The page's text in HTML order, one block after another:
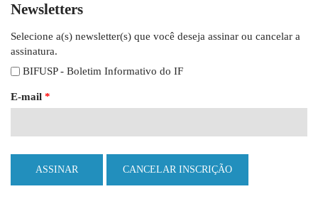
Newsletters
Selecione a(s) newsletter(s) que você deseja assinar ou cancelar a
assinatura.
BIFUSP - Boletim Informativo do IF
E-mail *